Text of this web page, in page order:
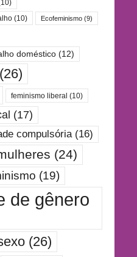
(10) Ecofeminismo(9)
doméstico(12)
feminismo liberal (10)
(17)
compulsória(16)
(24)
(19)
de gênero
(26)